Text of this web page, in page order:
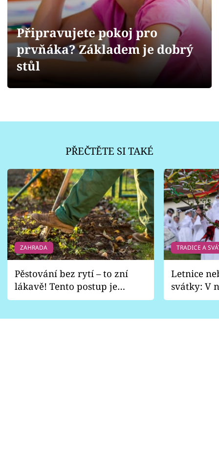
Přihlášení
Sledujte nás
Připravujete pokoj pro
prvňáka? Základem je dobrý
stůl
PŘEČTĚTE SI TAKÉ
ZAHRADA
Pěstování bez rytí – to zní
lákavě! Tento postup je
vhodný jen pro některé
TRADICE A
Letnice
svátky: V
pondělí